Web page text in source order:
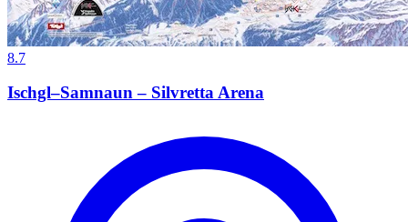
8.7
Ischgl–Samnaun – Silvretta Arena